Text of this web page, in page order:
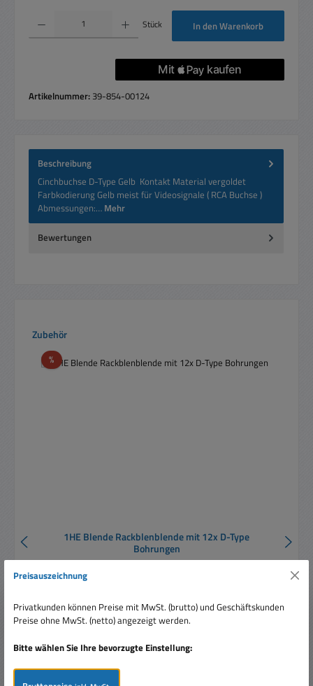
Produkt Anzahl: Gib den gewünschten Wert ein oder benutze die Schaltflächen um
Stück In den Warenkorb
Artikelnummer: 39-854-00124
Beschreibung
Cinchbuchse D-Type Gelb Kontakt Material vergoldet
Farbkodierung Gelb meist für Videosignale ( RCA Buchse )
Abmessungen:… Mehr
Bewertungen
Produktgalerie überspringen
Zubehör
%Rabatt
1HE Blende Rackblenblende mit 12x D-Type
Bohrungen
Preise inkl. MwSt. zzgl. Versandkosten
Preisauszeichnung
Privatkunden können Preise mit MwSt. (brutto) und Geschäftskunden
Preise ohne MwSt. (netto) angezeigt werden.
Bitte wählen Sie Ihre bevorzugte Einstellung: